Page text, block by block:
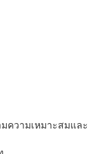
ความเหมาะสมและ